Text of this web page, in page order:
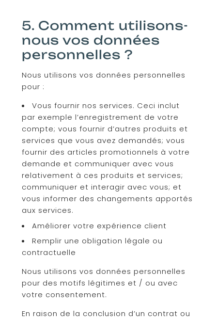
5. Comment utilisons-
nous vos données
personnelles ?
Nous utilisons vos données personnelles
pour :
Vous fournir nos services. Ceci inclut
par exemple l’enregistrement de votre
compte; vous fournir d’autres produits et
services que vous avez demandés; vous
fournir des articles promotionnels à votre
demande et communiquer avec vous
relativement à ces produits et services;
communiquer et interagir avec vous; et
vous informer des changements apportés
aux services.
Améliorer votre expérience client
Remplir une obligation légale ou
contractuelle
Nous utilisons vos données personnelles
pour des motifs légitimes et / ou avec
votre consentement.
En raison de la conclusion d’un contrat ou